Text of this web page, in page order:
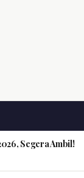
Segera Ambil!